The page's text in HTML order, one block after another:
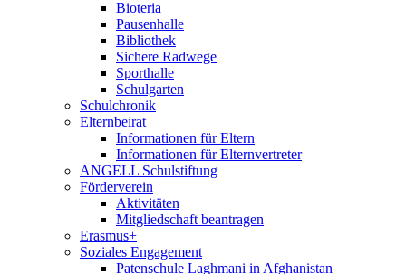
Bioteria
Pausenhalle
Bibliothek
Sichere Radwege
Sporthalle
Schulgarten
Schulchronik
Elternbeirat
Informationen für Eltern
Informationen für Elternvertreter
ANGELL Schulstiftung
Förderverein
Aktivitäten
Mitgliedschaft beantragen
Erasmus+
Soziales Engagement
Patenschule Laghmani in Afghanistan